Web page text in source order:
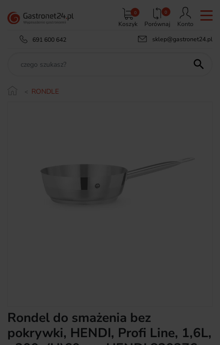
Koszyk
0 0
Porównaj
Konto
691 600 642
sklep@gastronet24.pl

RONDLE
Rondel do smażenia bez
pokrywki, HENDI, Profi Line, 1,6L,